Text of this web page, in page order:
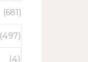
(681)
(497)
(4)